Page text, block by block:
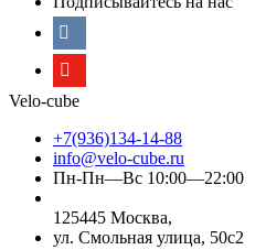
Velo-cube
+7(936)134-14-88
info@velo-cube.ru
Пн-Пн—Вс 10:00—22:00
125445 Москва,
ул. Смольная улица, 50с2